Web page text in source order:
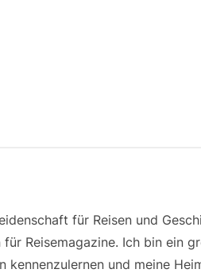
für Reisen und
Reisemagazine. Ich bin ein
kennenzulernen und meine